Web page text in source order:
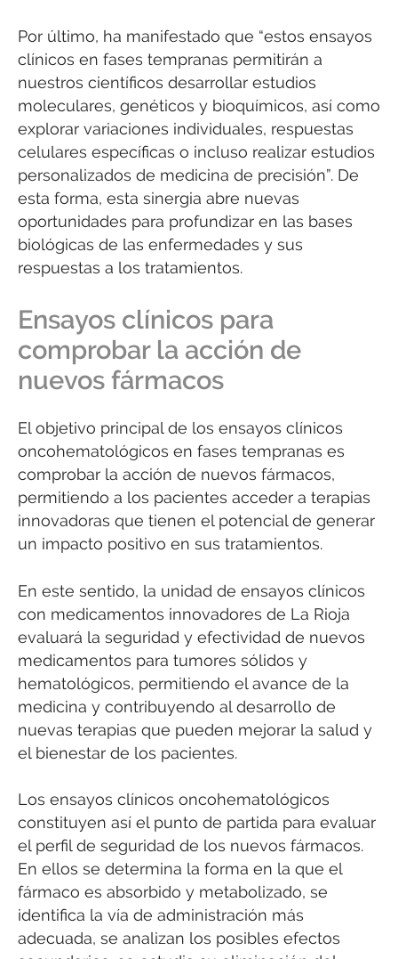
Por último, ha manifestado que “estos ensayos
clínicos en fases tempranas permitirán a
nuestros científicos desarrollar estudios
moleculares, genéticos y bioquímicos, así como
explorar variaciones individuales, respuestas
celulares específicas o incluso realizar estudios
personalizados de medicina de precisión”. De
esta forma, esta sinergia abre nuevas
oportunidades para profundizar en las bases
biológicas de las enfermedades y sus
respuestas a los tratamientos.
Ensayos clínicos para
comprobar la acción de
nuevos fármacos
El objetivo principal de los ensayos clínicos
oncohematológicos en fases tempranas es
comprobar la acción de nuevos fármacos,
permitiendo a los pacientes acceder a terapias
innovadoras que tienen el potencial de generar
un impacto positivo en sus tratamientos.
En este sentido, la unidad de ensayos clínicos
con medicamentos innovadores de La Rioja
evaluará la seguridad y efectividad de nuevos
medicamentos para tumores sólidos y
hematológicos, permitiendo el avance de la
medicina y contribuyendo al desarrollo de
nuevas terapias que pueden mejorar la salud y
el bienestar de los pacientes.
Los ensayos clínicos oncohematológicos
constituyen así el punto de partida para evaluar
el perfil de seguridad de los nuevos fármacos.
En ellos se determina la forma en la que el
fármaco es absorbido y metabolizado, se
identifica la vía de administración más
adecuada, se analizan los posibles efectos